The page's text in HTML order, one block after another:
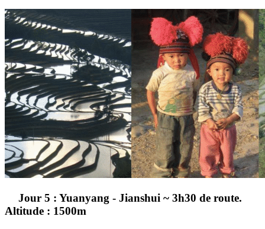
Jour 5 : Yuanyang - Jianshui ~ 3h30 de route.
Altitude : 1500m